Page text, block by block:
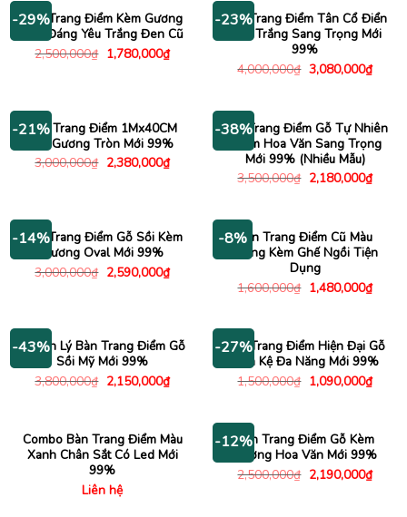
-29%
Bàn Trang Điểm Kèm Gương
Gấu Đáng Yêu Trắng Đen Cũ
2,500,000₫ Giá
gốc
1,780,000₫Giá
hiện
-23%
Bàn Trang Điểm Tân Cổ Điển
Màu Trắng Sang Trọng Mới
99%
4,000,000₫ Giá
gốc
3,080,000₫Giá
hiện
-21%
Bàn Trang Điểm 1Mx40CM
Gỗ Gương Tròn Mới 99%
3,000,000₫ Giá
gốc
2,380,000₫Giá
hiện
-38%
Bàn Trang Điểm Gỗ Tự Nhiên
Chạm Hoa Văn Sang Trọng
Mới 99% (Nhiều Mẫu)
3,500,000₫ Giá
gốc
2,180,000₫Giá
hiện
-14%
Bàn Trang Điểm Gỗ Sồi Kèm
Gương Oval Mới 99%
3,000,000₫ Giá
gốc
2,590,000₫Giá
hiện
-8%Bàn Trang Điểm Cũ Màu
Trắng Kèm Ghế Ngồi Tiện
Dụng
1,600,000₫ Giá
gốc
1,480,000₫Giá
hiện
-43%
Thanh Lý Bàn Trang Điểm Gỗ
Sồi Mỹ Mới 99%
3,800,000₫ Giá
gốc
2,150,000₫Giá
hiện
2,150,000₫.
-27%
Bàn Trang Điểm Hiện Đại Gỗ
Kèm Kệ Đa Năng Mới 99%
1,500,000₫ Giá
gốc
1,090,000₫Giá
hiện
Combo Bàn Trang Điểm Màu
Xanh Chân Sắt Có Led Mới
99%
Liên hệ
-12%Bàn Trang Điểm Gỗ Kèm
Gương Hoa Văn Mới 99%
2,500,000₫ Giá
gốc
2,190,000₫Giá
hiện